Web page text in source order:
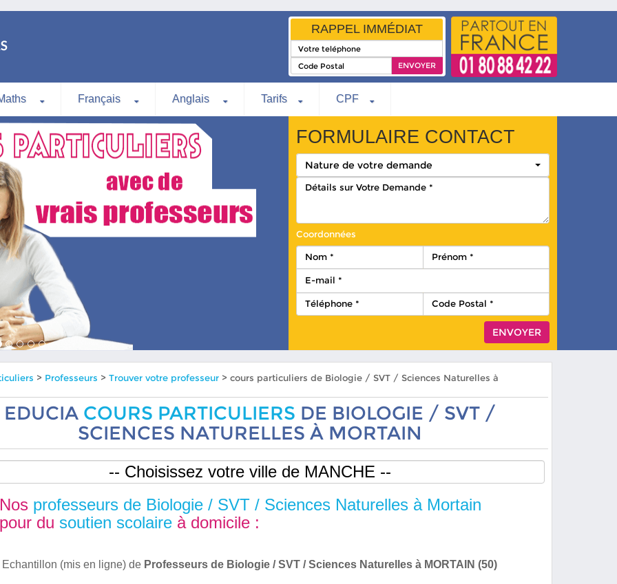
RAPPEL IMMÉDIAT
Français Anglais Tarifs CPF
FORMULAIRE CONTACT
Nature de votre demande
Coordonnées
> Professeurs >Trouver votre professeur > cours particuliers de Biologie / SVT / Sciences Naturelles à
EDUCIA COURS PARTICULIERS DE BIOLOGIE / SVT /
SCIENCES NATURELLES À MORTAIN
Nos professeurs de Biologie / SVT / Sciences Naturelles à Mortain
pour du soutien scolaire à domicile :
Echantillon (mis en ligne) de Professeurs de Biologie / SVT / Sciences Naturelles à MORTAIN (50)